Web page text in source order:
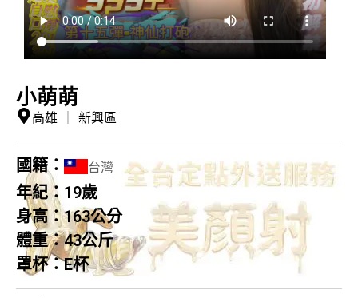
小萌萌
高雄 新興區
國籍： 台灣
年紀： 19歲
身高：163公分
體重：43公斤
罩杯：E杯